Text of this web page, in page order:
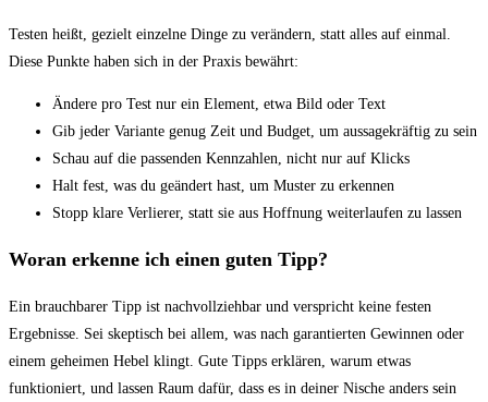
Testen heißt, gezielt einzelne Dinge zu verändern, statt alles auf einmal.
Diese Punkte haben sich in der Praxis bewährt:
Ändere pro Test nur ein Element, etwa Bild oder Text
Gib jeder Variante genug Zeit und Budget, um aussagekräftig zu sein
Schau auf die passenden Kennzahlen, nicht nur auf Klicks
Halt fest, was du geändert hast, um Muster zu erkennen
Stopp klare Verlierer, statt sie aus Hoffnung weiterlaufen zu lassen
Woran erkenne ich einen guten Tipp?
Ein brauchbarer Tipp ist nachvollziehbar und verspricht keine festen
Ergebnisse. Sei skeptisch bei allem, was nach garantierten Gewinnen oder
einem geheimen Hebel klingt. Gute Tipps erklären, warum etwas
funktioniert, und lassen Raum dafür, dass es in deiner Nische anders sein